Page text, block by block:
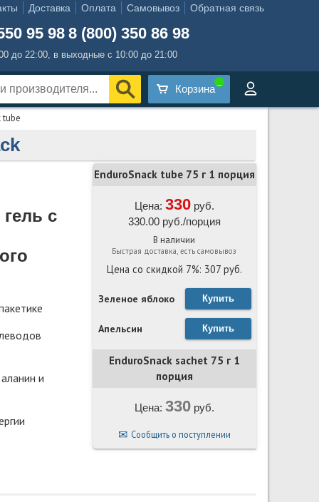
Доставка Оплата Самовывоз Обратная связь
95 98 8 (800) 350 86 98
до 22:00, в выходные с 10:00 до 21:00
Корзина
tube
с
и
EnduroSnack tube 75 г 1 порция
Цена: 330руб.
330.00 руб./порция
В наличии
Быстрая доставка, есть самовывоз
Цена со скидкой 7%: 307 руб.
Зеленое яблоко Купить
Апельсин Купить
EnduroSnack sachet 75 г 1
порция
Цена: 330руб.
Сообщить о поступлении